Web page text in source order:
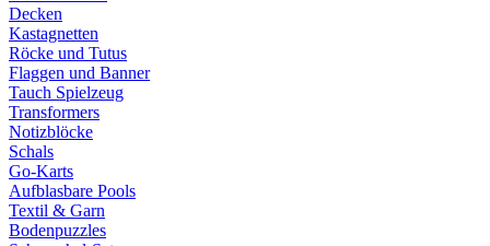
Decken
Kastagnetten
Röcke und Tutus
Flaggen und Banner
Tauch Spielzeug
Transformers
Notizblöcke
Schals
Go-Karts
Aufblasbare Pools
Textil & Garn
Bodenpuzzles